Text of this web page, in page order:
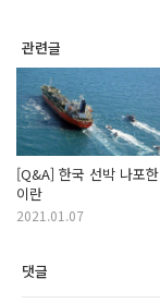
관련글
[Q&A] 한국 선박 나포한
이란
2021.01.07
댓글